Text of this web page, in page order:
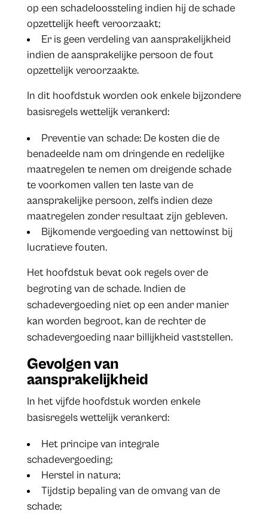
op een schadeloossteling indien hij de schade
opzettelijk heeft veroorzaakt;
Er is geen verdeling van aansprakelijkheid
indien de aansprakelijke persoon de fout
opzettelijk veroorzaakte.
In dit hoofdstuk worden ook enkele bijzondere
basisregels wettelijk verankerd:
Preventie van schade: De kosten die de
benadeelde nam om dringende en redelijke
maatregelen te nemen om dreigende schade
te voorkomen vallen ten laste van de
aansprakelijke persoon, zelfs indien deze
maatregelen zonder resultaat zijn gebleven.
Bijkomende vergoeding van nettowinst bij
lucratieve fouten.
Het hoofdstuk bevat ook regels over de
begroting van de schade. Indien de
schadevergoeding niet op een ander manier
kan worden begroot, kan de rechter de
schadevergoeding naar billijkheid vaststellen.
Gevolgen van
aansprakelijkheid
In het vijfde hoofdstuk worden enkele
basisregels wettelijk verankerd:
Het principe van integrale
schadevergoeding;
Herstel in natura;
Tijdstip bepaling van de omvang van de
schade;